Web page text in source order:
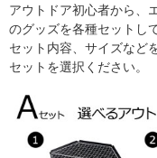
アウトドア初心者から、
のグッズを各種セットし
セット内容、サイズなど
セットを選択ください。